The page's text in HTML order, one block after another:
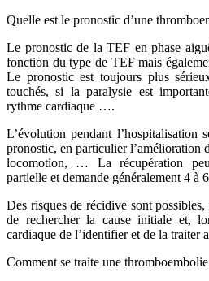
Quelle est le pronostic d’une
Le pronostic de la TEF en phase
fonction du type de TEF mais
Le pronostic est toujours plus
touchés, si la paralysie est
rythme cardiaque ….
L’évolution pendant l’hospitalisation
pronostic, en particulier l’amélioration
locomotion, … La récupération
partielle et demande généralement 4 à
Des risques de récidive sont
de rechercher la cause initiale et,
cardiaque de l’identifier et de la traiter
Comment se traite une